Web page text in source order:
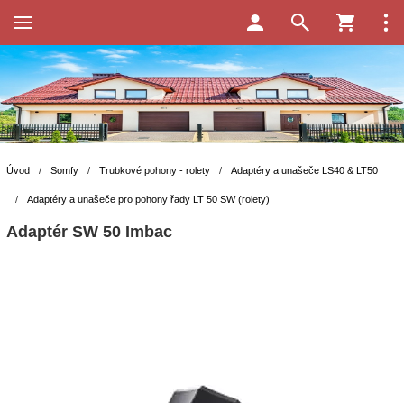
Úvod / Somfy / Trubkové pohony - rolety / Adaptéry a unašeče LS40 & LT50
/ Adaptéry a unašeče pro pohony řady LT 50 SW (rolety)
Adaptér SW 50 Imbac